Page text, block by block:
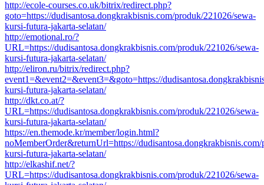
http://ecole-courses.co.uk/bitrix/redirect.php?
goto=https://dudisantosa.dongkrakbisnis.com/produk/221026/sewa-
kursi-futura-jakarta-selatan/
http://emotional.ro/?
URL=https://dudisantosa.dongkrakbisnis.com/produk/221026/sewa-
kursi-futura-jakarta-selatan/
http://eliron.ru/bitrix/redirect.php?
event1=&event2=&event3=&goto=https://
kursi-futura-jakarta-selatan/
http://dkt.co.at/?
URL=https://dudisantosa.dongkrakbisnis.com/produk/221026/sewa-
kursi-futura-jakarta-selatan/
https://en.themode.kr/member/login.html?
noMemberOrder&returnUrl=https://
kursi-futura-jakarta-selatan/
http://elkashif.net/?
URL=https://dudisantosa.dongkrakbisnis.com/produk/221026/sewa-